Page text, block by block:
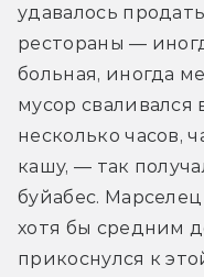
удавалось
рестораны —
больная, иногда
мусор
несколько часов,
кашу, — так
буйабес.
хотя бы средним
прикоснулся к